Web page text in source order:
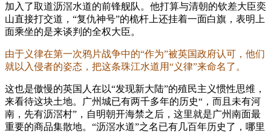
加入了取道沥滘水道的前锋舰队。他打算与清朝的钦差大臣奕
山直接打交道，“复仇神号”的桅杆上还挂着一面白旗，表明上
面乘坐的是来谈判的全权大臣。
由于义律在第一次鸦片战争中的“作为”被英国政府认可，他们
就以入侵者的姿态，把这条珠江水道用“义律”来命名了。
这也是傲慢的英国人在以“发现新大陆”的殖民主义惯性思维，
来看待这块土地。广州城已有两千多年的历史“，而且未有河
南，先有沥滘村”，自明朝开海禁之后，这里就是广州南面最
重要的商品集散地。“沥滘水道”之名已有几百年历史了，哪里